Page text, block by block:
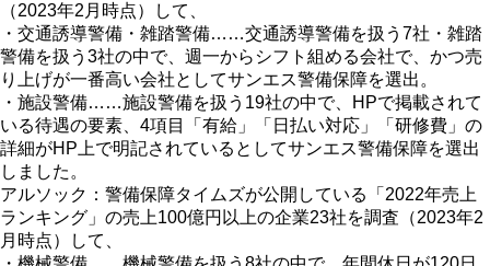
（2023年2月時点）して、
・交通誘導警備・雑踏警備……交通誘導警備を扱う7社・雑踏
警備を扱う3社の中で、週一からシフト組める会社で、かつ売
り上げが一番高い会社としてサンエス警備保障を選出。
・施設警備……施設警備を扱う19社の中で、HPで掲載されて
いる待遇の要素、4項目「有給」「日払い対応」「研修費」の
詳細がHP上で明記されているとしてサンエス警備保障を選出
しました。
アルソック：警備保障タイムズが公開している「2022年売上
ランキング」の売上100億円以上の企業23社を調査（2023年2
月時点）して、